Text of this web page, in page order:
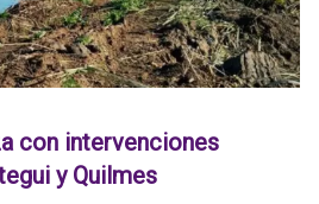
con intervenciones
y Quilmes